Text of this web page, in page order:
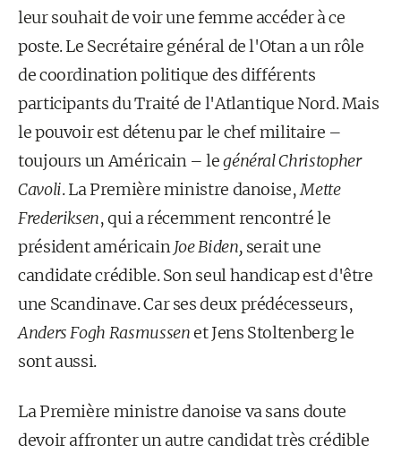
leur souhait de voir une femme accéder à ce
poste. Le Secrétaire général de l'Otan a un rôle
de coordination politique des différents
participants du Traité de l'Atlantique Nord. Mais
le pouvoir est détenu par le chef militaire –
toujours un Américain – legénéral Christopher
Cavoli. La Première ministre danoise,Mette
Frederiksen, qui a récemment rencontré le
président américainJoe Biden, serait une
candidate crédible. Son seul handicap est d'être
une Scandinave. Car ses deux prédécesseurs,
Anders Fogh Rasmussenet Jens Stoltenberg le
sont aussi.
La Première ministre danoise va sans doute
devoir affronter un autre candidat très crédible